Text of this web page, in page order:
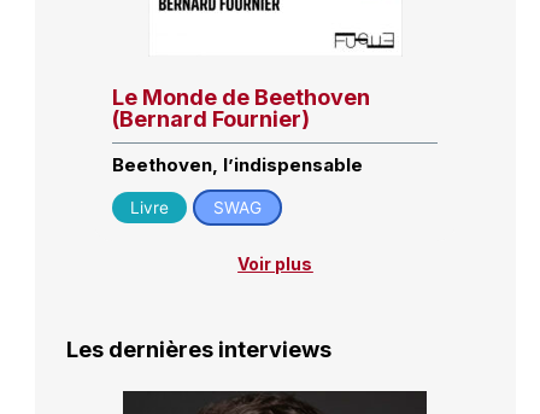
Le Monde de Beethoven
(Bernard Fournier)
Beethoven, l’indispensable
Livre SWAG
Voir plus
Les dernières interviews